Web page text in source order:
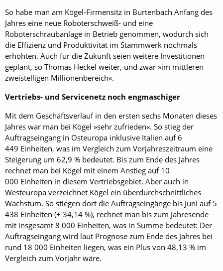
So habe man am Kögel-Firmensitz in Burtenbach Anfang des
Jahres eine neue Roboterschweiß- und eine
Roboterschraubanlage in Betrieb genommen, wodurch sich
die Effizienz und Produktivität im Stammwerk nochmals
erhöhten. Auch für die Zukunft seien weitere Investitionen
geplant, so Thomas Heckel weiter, und zwar »im mittleren
zweistelligen Millionenbereich«.
Vertriebs- und Servicenetz noch engmaschiger
Mit dem Geschäftsverlauf in den ersten sechs Monaten dieses
Jahres war man bei Kögel »sehr zufrieden«. So stieg der
Auftragseingang in Osteuropa inklusive Italien auf 6
449 Einheiten, was im Vergleich zum Vorjahreszeitraum eine
Steigerung um 62,9 % bedeutet. Bis zum Ende des Jahres
rechnet man bei Kögel mit einem Anstieg auf 10
000 Einheiten in diesem Vertriebsgebiet. Aber auch in
Westeuropa verzeichnet Kögel ein überdurchschnittliches
Wachstum. So stiegen dort die Auftragseingänge bis Juni auf 5
438 Einheiten (+ 34,14 %), rechnet man bis zum Jahresende
mit insgesamt 8 000 Einheiten, was in Summe bedeutet: Der
Auftragseingang wird laut Prognose zum Ende des Jahres bei
rund 18 000 Einheiten liegen, was ein Plus von 48,13 % im
Vergleich zum Vorjahr wäre.